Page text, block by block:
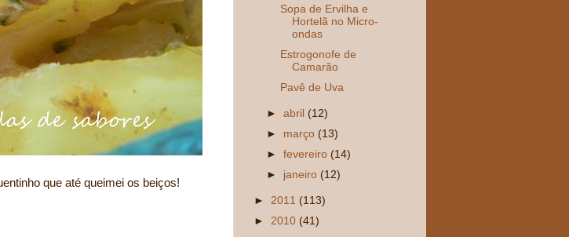
que até queimei os beiços!
Sopa de Ervilha e
Hortelã no Micro-
ondas
Estrogonofe de
Camarão
Pavê de Uva
►abril (12)
► março (13)
►fevereiro (14)
► janeiro (12)
► 2011 (113)
► 2010 (41)